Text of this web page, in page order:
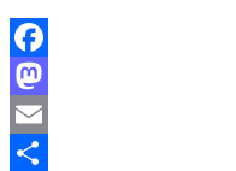
Facebook
Mastodon
Email